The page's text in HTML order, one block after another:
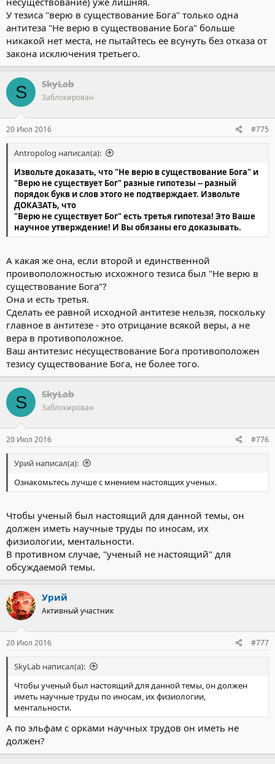
У тезиса "верю в существование Бога" только одна
антитеза "Не верю в существование Бога" больше
никакой нет места, не пытайтесь ее всунуть без отказа от
закона исключения третьего.
S SkyLab
Заблокирован
20 Июл 2016 #775
Antropolog написал(а):
Извольте доказать, что"Не верю в существование Бога" и
"Верю не существует Бог" разные гипотезы -- разный
порядок букв и слов этого не подтверждает. Извольте
ДОКАЗАТЬ, что
"Верю не существует Бог"есть третья гипотеза! Это Ваше
научное утверждение! И Вы обязаны его доказывать.
А какая же она, если второй и единственной
проивоположностью исхожного тезиса был "Не верю в
существование Бога"?
Она и есть третья.
Сделать ее равной исходной антитезе нельзя, поскольку
главное в антитезе - это отрицание всякой веры, а не
вера в противоположное.
Ваш антитезис несуществование Бога противоположен
тезису существование Бога, не более того.
S SkyLab
Заблокирован
20 Июл 2016 #776
Урий написал(а):
Ознакомьтесь лучше с мнением настоящих ученых.
Чтобы ученый был настоящий для данной темы, он
должен иметь научные труды по иносам, их
физиологии, ментальности.
В противном случае, "ученый не настоящий" для
обсуждаемой темы.
Урий
Активный участник
20 Июл 2016 #777
SkyLab написал(а):
Чтобы ученый был настоящий для данной темы, он должен
иметь научные труды по иносам, их физиологии,
ментальности.
А по эльфам с орками научных трудов он иметь не
должен?